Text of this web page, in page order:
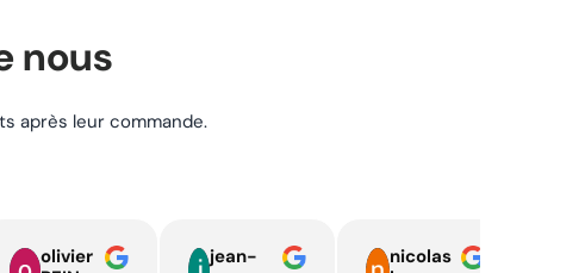
nous
après leur commande.
olivier
jean-
nicolas